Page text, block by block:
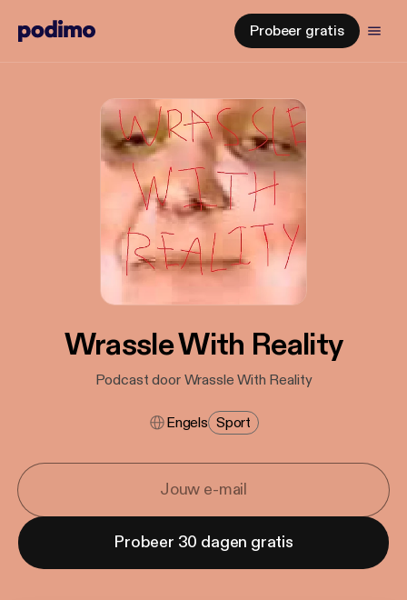
Probeer gratis
Wrassle With Reality
Podcast door Wrassle With Reality
Engels Sport
Probeer 30 dagen gratis